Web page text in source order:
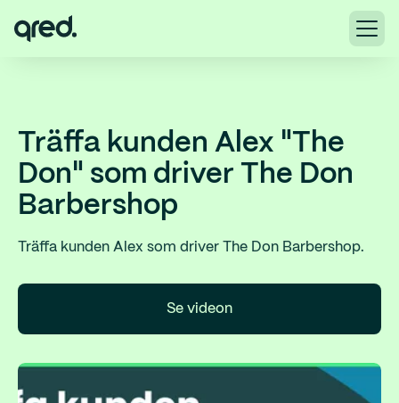
Träffa kunden Alex "The
Don" som driver The Don
Barbershop
Träffa kunden Alex som driver The Don Barbershop.
Se videon